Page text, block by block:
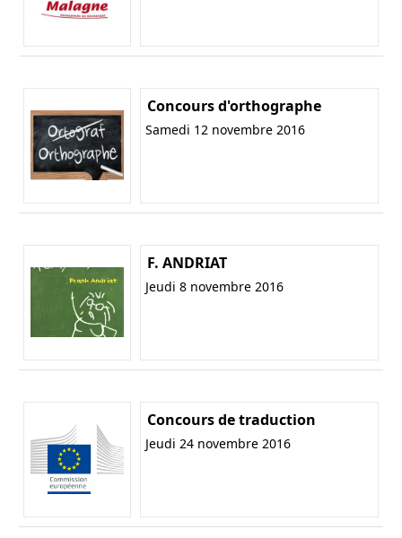
Concours d'orthographe
Samedi 12 novembre 2016
F. ANDRIAT
Jeudi 8 novembre 2016
Concours de traduction
Jeudi 24 novembre 2016